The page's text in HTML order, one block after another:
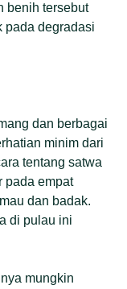
benih tersebut
pada degradasi
dan berbagai
minim dari
tentang satwa
pada empat
dan badak.
di pulau ini
mungkin